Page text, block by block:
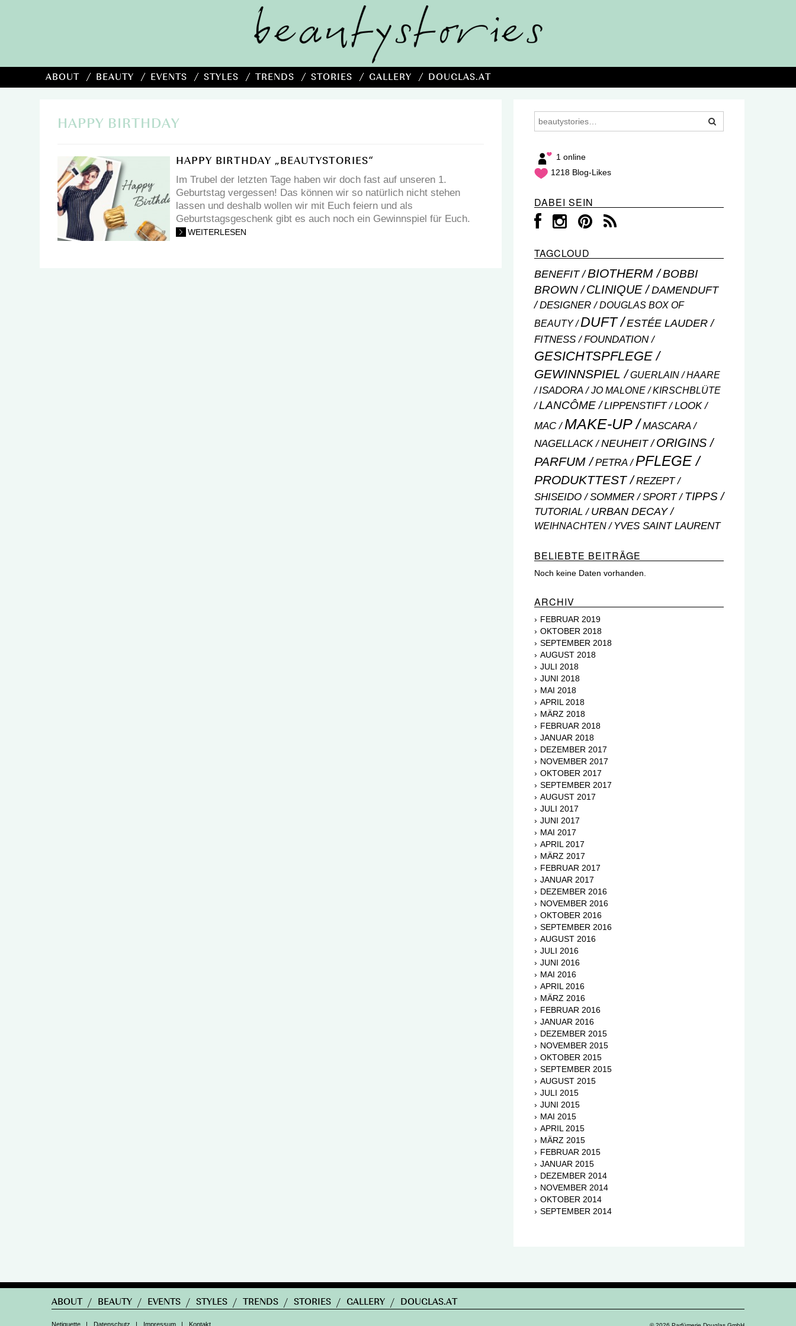
ABOUT BEAUTY EVENTS STYLES TRENDS STORIES GALLERY DOUGLAS.AT
HAPPY BIRTHDAY
HAPPY BIRTHDAY „BEAUTYSTORIES“
Im Trubel der letzten Tage haben wir doch fast auf unseren 1.
Geburtstag vergessen! Das können wir so natürlich nicht stehen
lassen und deshalb wollen wir mit Euch feiern und als
Geburtstagsgeschenk gibt es auch noch ein Gewinnspiel für Euch.
WEITERLESEN
1 online
1218 Blog-Likes
DABEI SEIN
TAGCLOUD
BENEFIT BIOTHERM
BOBBI
BROWN
CLINIQUE DAMENDUFT
DESIGNER
DOUGLAS BOX OF
BEAUTY
DUFT
ESTÉE LAUDER
FITNESS
FOUNDATION
GESICHTSPFLEGE
GEWINNSPIEL GUERLAIN HAARE
ISADORA JO MALONE KIRSCHBLÜTE
LANCÔME LIPPENSTIFT
LOOK
MAC
MAKE-UP MASCARA
NAGELLACK NEUHEIT ORIGINS
PARFUM PETRA PFLEGE
PRODUKTTEST REZEPT
SHISEIDO SOMMER SPORT TIPPS
TUTORIAL URBAN DECAY
WEIHNACHTEN YVES SAINT LAURENT
BELIEBTE BEITRÄGE
Noch keine Daten vorhanden.
ARCHIV
FEBRUAR 2019
OKTOBER 2018
SEPTEMBER 2018
AUGUST 2018
JULI 2018
JUNI 2018
MAI 2018
APRIL 2018
MÄRZ 2018
FEBRUAR 2018
JANUAR 2018
DEZEMBER 2017
NOVEMBER 2017
OKTOBER 2017
SEPTEMBER 2017
AUGUST 2017
JULI 2017
JUNI 2017
MAI 2017
APRIL 2017
MÄRZ 2017
FEBRUAR 2017
JANUAR 2017
DEZEMBER 2016
NOVEMBER 2016
OKTOBER 2016
SEPTEMBER 2016
AUGUST 2016
JULI 2016
JUNI 2016
MAI 2016
APRIL 2016
MÄRZ 2016
FEBRUAR 2016
JANUAR 2016
DEZEMBER 2015
NOVEMBER 2015
OKTOBER 2015
SEPTEMBER 2015
AUGUST 2015
JULI 2015
JUNI 2015
MAI 2015
APRIL 2015
MÄRZ 2015
FEBRUAR 2015
JANUAR 2015
DEZEMBER 2014
NOVEMBER 2014
OKTOBER 2014
SEPTEMBER 2014
ABOUT / BEAUTY / EVENTS / STYLES / TRENDS / STORIES / GALLERY / DOUGLAS.AT
Netiquette | Datenschutz | Impressum | Kontakt